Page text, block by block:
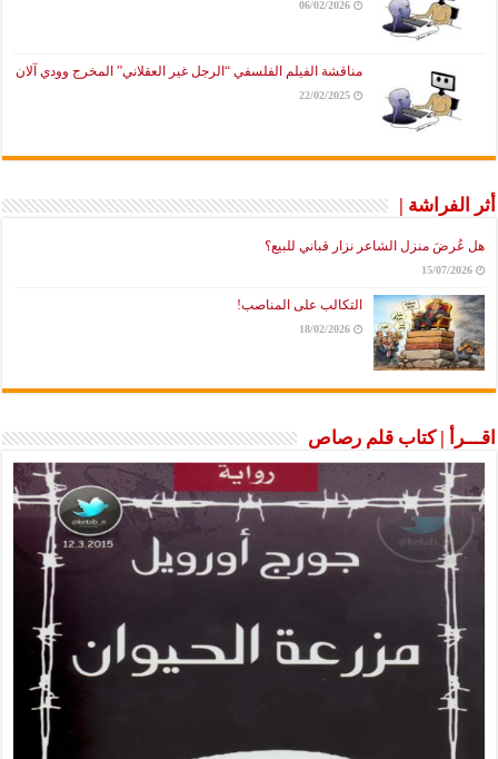
06/02/2026
مناقشة الفيلم الفلسفي “الرجل غير العقلاني” المخرج وودي آلان
22/02/2025
أثر الفراشة |
هل عُرضَ منزل الشاعر نزار قباني للبيع؟
15/07/2026
التكالب على المناصب!
18/02/2026
اقـــرأ | كتاب قلم رصاص